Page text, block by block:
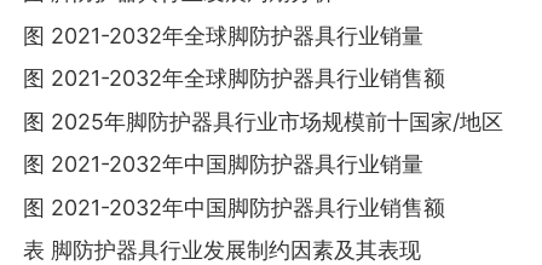
图 2021-2032年全球脚防护器具行业销量
图 2021-2032年全球脚防护器具行业销售额
图 2025年脚防护器具行业市场规模前十国家/地区
图 2021-2032年中国脚防护器具行业销量
图 2021-2032年中国脚防护器具行业销售额
表 脚防护器具行业发展制约因素及其表现